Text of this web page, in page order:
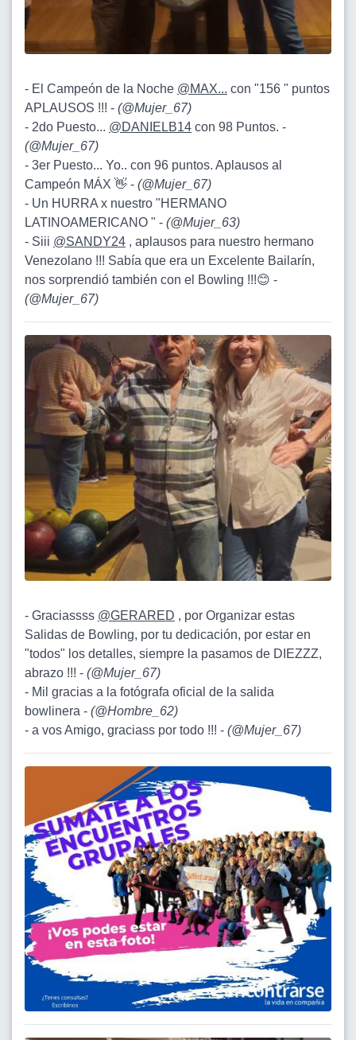
- El Campeón de la Noche @MAX... con "156 " puntos
APLAUSOS !!! - (@Mujer_67)
- 2do Puesto... @DANIELB14 con 98 Puntos. -
(@Mujer_67)
- 3er Puesto... Yo.. con 96 puntos. Aplausos al
Campeón MÁX 👋 - (@Mujer_67)
- Un HURRA x nuestro "HERMANO
LATINOAMERICANO " - (@Mujer_63)
- Siii @SANDY24 , aplausos para nuestro hermano
Venezolano !!! Sabía que era un Excelente Bailarín,
nos sorprendió también con el Bowling !!!😊 -
(@Mujer_67)
- Graciassss @GERARED , por Organizar estas
Salidas de Bowling, por tu dedicación, por estar en
"todos" los detalles, siempre la pasamos de DIEZZZ,
abrazo !!! - (@Mujer_67)
- Mil gracias a la fotógrafa oficial de la salida
bowlinera - (@Hombre_62)
- a vos Amigo, graciass por todo !!! - (@Mujer_67)